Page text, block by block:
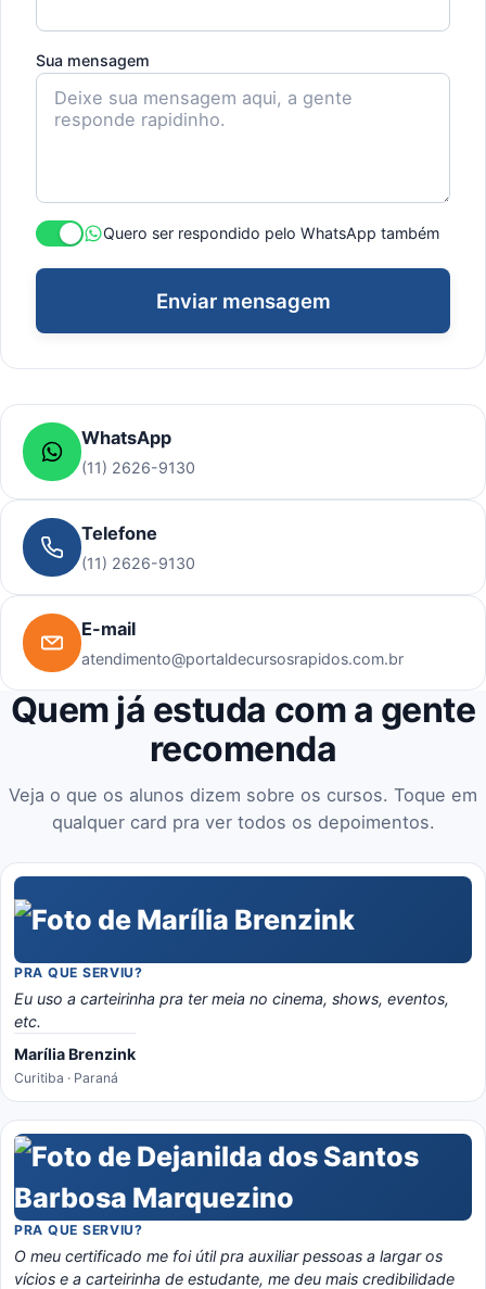
Sua mensagem
Quero ser respondido pelo WhatsApp também
Enviar mensagem
WhatsApp
(11) 2626-9130
Telefone
(11) 2626-9130
E-mail
atendimento@portaldecursosrapidos.com.br
Quem já estuda com a gente
recomenda
Veja o que os alunos dizem sobre os cursos. Toque em
qualquer card pra ver todos os depoimentos.
PRA QUE SERVIU?
Eu uso a carteirinha pra ter meia no cinema, shows, eventos,
etc.
Marília Brenzink
Curitiba · Paraná
PRA QUE SERVIU?
O meu certificado me foi útil pra auxiliar pessoas a largar os
vícios e a carteirinha de estudante, me deu mais credibilidade